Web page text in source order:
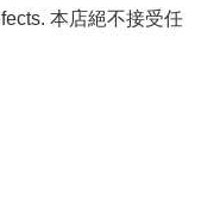
本店絕不接受任